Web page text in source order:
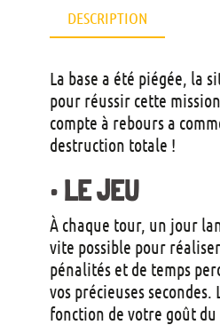
DESCRIPTION
La base a été piégée, la
pour réussir cette
compte à rebours a
destruction totale !
• LE JEU
À chaque tour, un jour
vite possible pour
pénalités et de temps
vos précieuses
fonction de votre goût